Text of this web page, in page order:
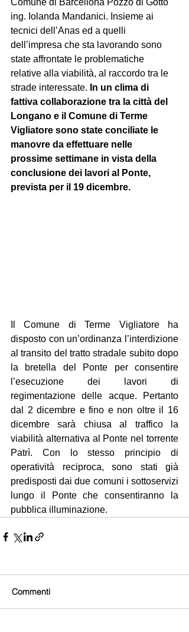
ing. Iolanda Mandanici. Insieme ai
tecnici dell’Anas ed a quelli
dell’impresa che sta lavorando sono
state affrontate le problematiche
relative alla viabilità, al raccordo tra le
strade interessate. In un clima di
fattiva collaborazione tra la città del
Longano e il Comune di Terme
Vigliatore sono state conciliate le
manovre da effettuare nelle
prossime settimane in vista della
conclusione dei lavori al Ponte,
prevista per il 19 dicembre.
Il Comune di Terme Vigliatore ha
disposto con un’ordinanza l’interdizione
al transito del tratto stradale subito dopo
la bretella del Ponte per consentire
l’esecuzione dei lavori di
regimentazione delle acque. Pertanto
dal 2 dicembre e fino e non oltre il 16
dicembre sarà chiusa al traffico la
viabilità alternativa al Ponte nel torrente
Patrì. Con lo stesso principio di
operatività reciproca, sono stati già
predisposti dai due comuni i sottoservizi
lungo il Ponte che consentiranno la
pubblica illuminazione.
Commenti